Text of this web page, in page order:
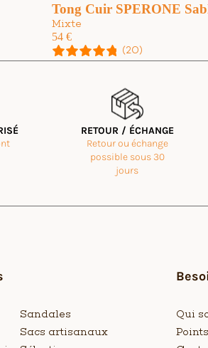
Tong Cuir SPERONE
Mixte
54 €
(20)
RETOUR / ÉCHANGE
Retour ou échange
possible sous 30
jours
Sandales
Sacs artisanaux
Qui